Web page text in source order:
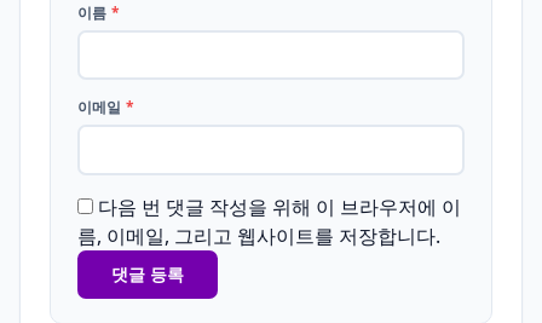
이름 *
이메일 *
다음 번 댓글 작성을 위해 이 브라우저에 이
름, 이메일, 그리고 웹사이트를 저장합니다.